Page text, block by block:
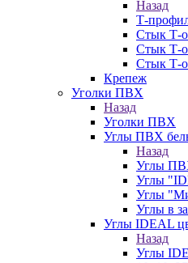
Назад
Т-
Стык Т-
Стык Т-
Стык Т-
Крепеж
Уголки ПВХ
Назад
Уголки ПВХ
Углы ПВХ
Назад
Углы
Углы
Углы
Углы в
Углы IDEAL
Назад
Углы